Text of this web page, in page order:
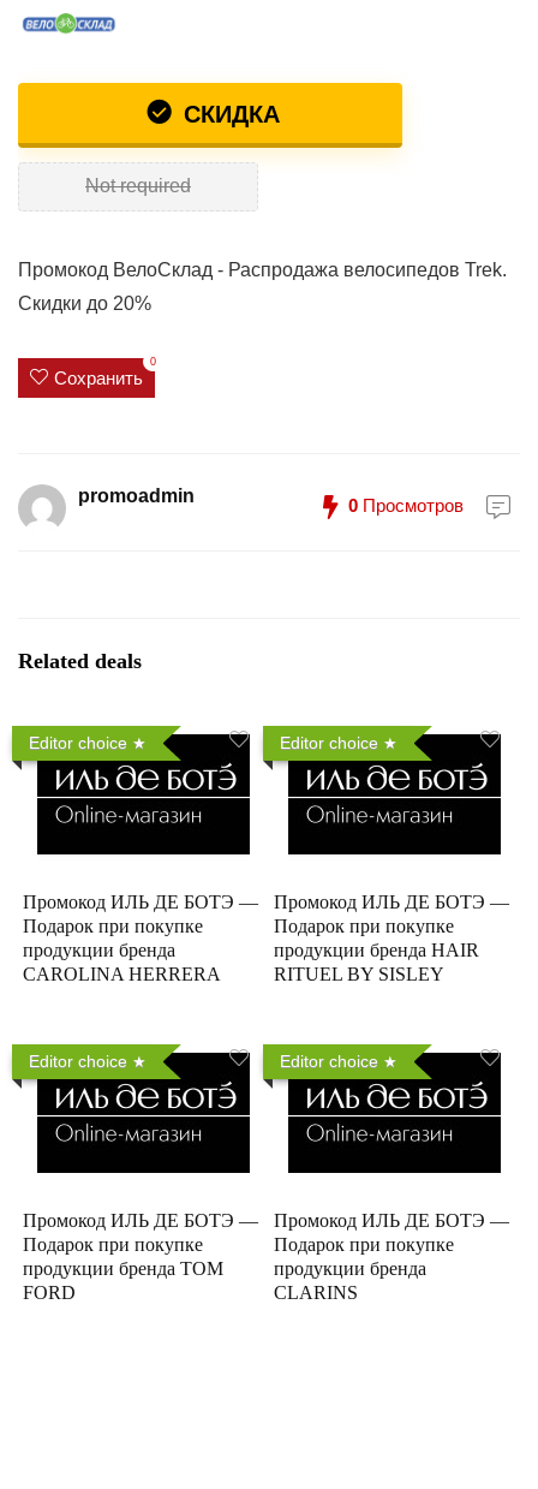
СКИДКА
Not required
Промокод ВелоСклад - Распродажа велосипедов Trek.
Скидки до 20%
Сохранить
0
promoadmin 0 Просмотров
Related deals
Editor choice
Промокод ИЛЬ ДЕ БОТЭ —
Подарок при покупке
продукции бренда
CAROLINA HERRERA
Editor choice
Промокод ИЛЬ ДЕ БОТЭ —
Подарок при покупке
продукции бренда HAIR
RITUEL BY SISLEY
Editor choice
Промокод ИЛЬ ДЕ БОТЭ —
Подарок при покупке
продукции бренда TOM
FORD
Editor choice
Промокод ИЛЬ ДЕ БОТЭ —
Подарок при покупке
продукции бренда
CLARINS